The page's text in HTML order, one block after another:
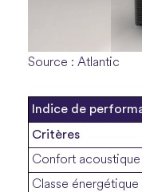
Source : Atlantic
Indice de
Critères
Confort acoustique
Classe énergétique